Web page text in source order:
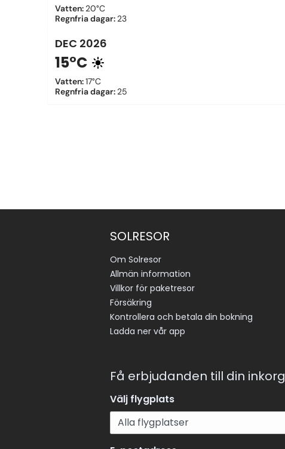
Vatten: 20°C
Regnfria dagar: 23
DEC 2026
15°C
Vatten:17°C
Regnfria dagar: 25
SOLRESOR
Om Solresor
Allmän information
Villkor för paketresor
Försäkring
Kontrollera och betala din bokning
Ladda ner vår app
Få erbjudanden till din inkorg
Välj flygplats